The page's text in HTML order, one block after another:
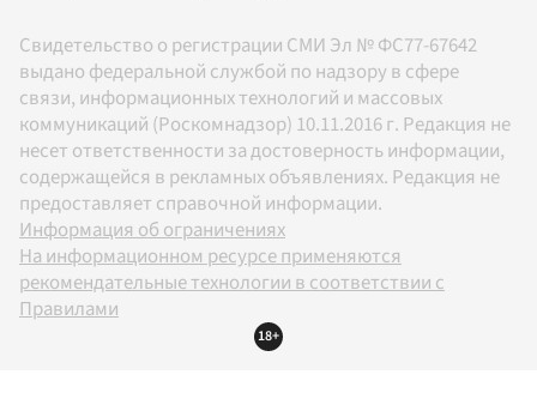
Свидетельство о регистрации СМИ Эл № ФС77-67642
выдано федеральной службой по надзору в сфере
связи, информационных технологий и массовых
коммуникаций (Роскомнадзор) 10.11.2016 г. Редакция не
несет ответственности за достоверность информации,
содержащейся в рекламных объявлениях. Редакция не
предоставляет справочной информации.
Информация об ограничениях
На информационном ресурсе применяются
рекомендательные технологии в соответствии с
Правилами
18+